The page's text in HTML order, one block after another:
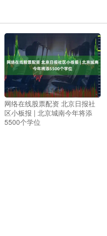
网络在线股票配资 北京日报社
区小板报 | 北京城南今年将添
5500个学位